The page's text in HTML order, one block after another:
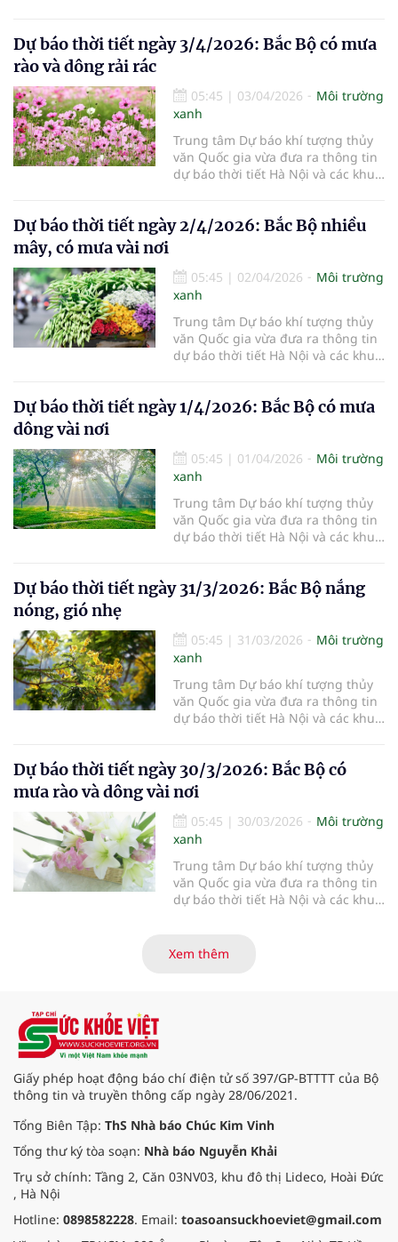
Dự báo thời tiết ngày 3/4/2026: Bắc Bộ có mưa
rào và dông rải rác
05:45 | 03/04/2026
Môi trường
xanh
Trung tâm Dự báo khí tượng thủy
văn Quốc gia vừa đưa ra thông tin
dự báo thời tiết Hà Nội và các khu
Dự báo thời tiết ngày 2/4/2026: Bắc Bộ nhiều
mây, có mưa vài nơi
05:45 | 02/04/2026
Môi trường
xanh
Trung tâm Dự báo khí tượng thủy
văn Quốc gia vừa đưa ra thông tin
dự báo thời tiết Hà Nội và các khu
Dự báo thời tiết ngày 1/4/2026: Bắc Bộ có mưa
dông vài nơi
05:45 | 01/04/2026
Môi trường
xanh
Trung tâm Dự báo khí tượng thủy
văn Quốc gia vừa đưa ra thông tin
dự báo thời tiết Hà Nội và các khu
Dự báo thời tiết ngày 31/3/2026: Bắc Bộ nắng
nóng, gió nhẹ
05:45 | 31/03/2026
Môi trường
xanh
Trung tâm Dự báo khí tượng thủy
văn Quốc gia vừa đưa ra thông tin
dự báo thời tiết Hà Nội và các khu
Dự báo thời tiết ngày 30/3/2026: Bắc Bộ có
mưa rào và dông vài nơi
05:45 | 30/03/2026
Môi trường
xanh
Trung tâm Dự báo khí tượng thủy
văn Quốc gia vừa đưa ra thông tin
dự báo thời tiết Hà Nội và các khu
Xem thêm
Giấy phép hoạt động báo chí điện tử số 397/GP-BTTTT của Bộ
thông tin và truyền thông cấp ngày 28/06/2021.
Tổng Biên Tập: ThS Nhà báo Chúc Kim Vinh
Tổng thư ký tòa soạn: Nhà báo Nguyễn Khải
Trụ sở chính: Tầng 2, Căn 03NV03, khu đô thị Lideco, Hoài Đức
, Hà Nội
Hotline: 0898582228. Email: toasoansuckhoeviet@gmail.com